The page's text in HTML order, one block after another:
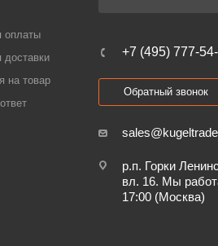
оплаты
доставки
на товар
+7 (495) 777-
Обратный звонок
р.п. Горки
вл. 16. Мы
17:00 (Москва)